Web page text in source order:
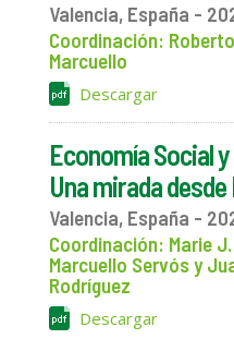
Valencia, España -
Coordinación:
Marcuello
Descargar
Economía Social
Una mirada
Valencia, España -
Coordinación: Marie
Marcuello Servós y
Rodríguez
Descargar